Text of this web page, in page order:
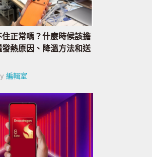
正常嗎？什麼時候該擔
熱原因、降溫方法和送
編輯室